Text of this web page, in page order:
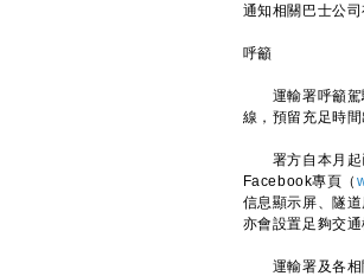
通知相關巴士公
呼籲
運輸署呼籲駕駛
線，預留充足時間
署方自本月起已
Facebook專頁（
信息顯示屏、隧
亦會設置足夠交
運輸署及各相關